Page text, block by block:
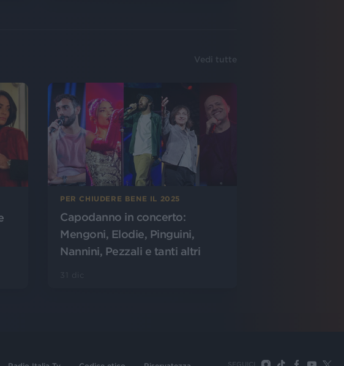
Vedi tutte
PER CHIUDERE BENE IL 2025
Capodanno in concerto:
Mengoni, Elodie, Pinguini,
Nannini, Pezzali e tanti altri
SEGUICI